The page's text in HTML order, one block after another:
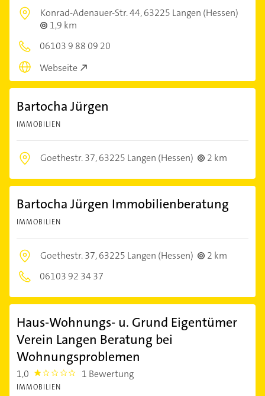
Konrad-Adenauer-Str. 44,63225 Langen (Hessen)
1,9 km
06103 9 88 09 20
Webseite
Bartocha Jürgen
IMMOBILIEN
Goethestr. 37,63225 Langen (Hessen) 2 km
Bartocha Jürgen Immobilienberatung
IMMOBILIEN
Goethestr. 37,63225 Langen (Hessen)
2 km
06103 92 34 37
Haus-Wohnungs- u. Grund Eigentümer
Verein Langen Beratung bei
Wohnungsproblemen
1,0 1.0 1 Bewertung
IMMOBILIEN